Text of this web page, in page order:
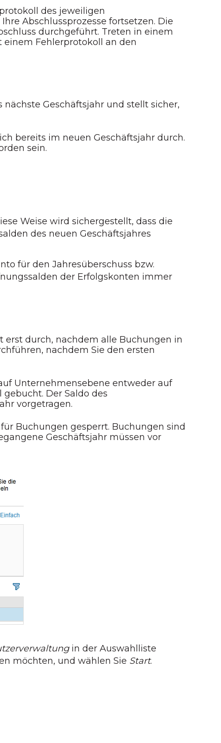
des jeweiligen
Abschlussprozesse fortsetzen. Die
durchgeführt. Treten in einem
Fehlerprotokoll an den
Geschäftsjahr und stellt sicher,
bereits im neuen Geschäftsjahr durch.
sein.
Weise wird sichergestellt, dass die
des neuen Geschäftsjahres
für den Jahresüberschuss bzw.
der Erfolgskonten immer
erst durch, nachdem alle Buchungen in
nachdem Sie den ersten
Unternehmensebene entweder auf
Der Saldo des
vorgetragen.
Buchungen gesperrt. Buchungen sind
Geschäftsjahr müssen vor
in der Auswahlliste
möchten, und wählen Sie Start.